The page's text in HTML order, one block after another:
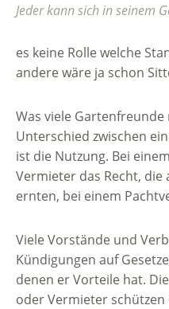
Jeder kann sich in seinem
es keine Rolle welche
andere wäre ja schon
Was viele
Unterschied zwischen
ist die Nutzung. Bei
Vermieter das Recht,
ernten, bei einem
Viele Vorstände und
Kündigungen auf
denen er Vorteile hat.
oder Vermieter